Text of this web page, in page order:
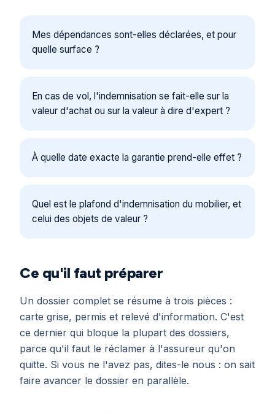
Mes dépendances sont-elles déclarées, et pour
quelle surface ?
En cas de vol, l'indemnisation se fait-elle sur la
valeur d'achat ou sur la valeur à dire d'expert ?
À quelle date exacte la garantie prend-elle effet ?
Quel est le plafond d'indemnisation du mobilier, et
celui des objets de valeur ?
Ce qu'il faut préparer
Un dossier complet se résume à trois pièces :
carte grise, permis et relevé d'information. C'est
ce dernier qui bloque la plupart des dossiers,
parce qu'il faut le réclamer à l'assureur qu'on
quitte. Si vous ne l'avez pas, dites-le nous : on sait
faire avancer le dossier en parallèle.